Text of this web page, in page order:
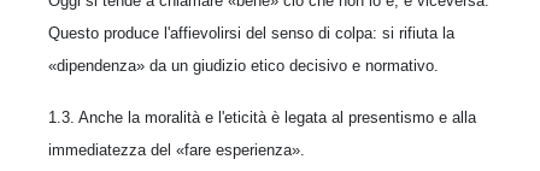
Questo produce l'affievolirsi del senso di colpa: si rifiuta la
«dipendenza» da un giudizio etico decisivo e normativo.
1.3. Anche la moralità e l'eticità è legata al presentismo e alla
immediatezza del «fare esperienza».